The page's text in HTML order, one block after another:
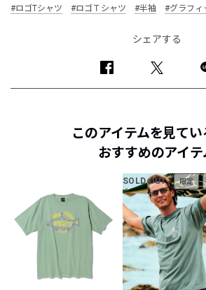
#ロゴTシャツ #ロゴＴシャツ #半袖 #グラフィ
シェアする
このアイテムを見て
おすすめのアイテ
SOLD OUT 限定